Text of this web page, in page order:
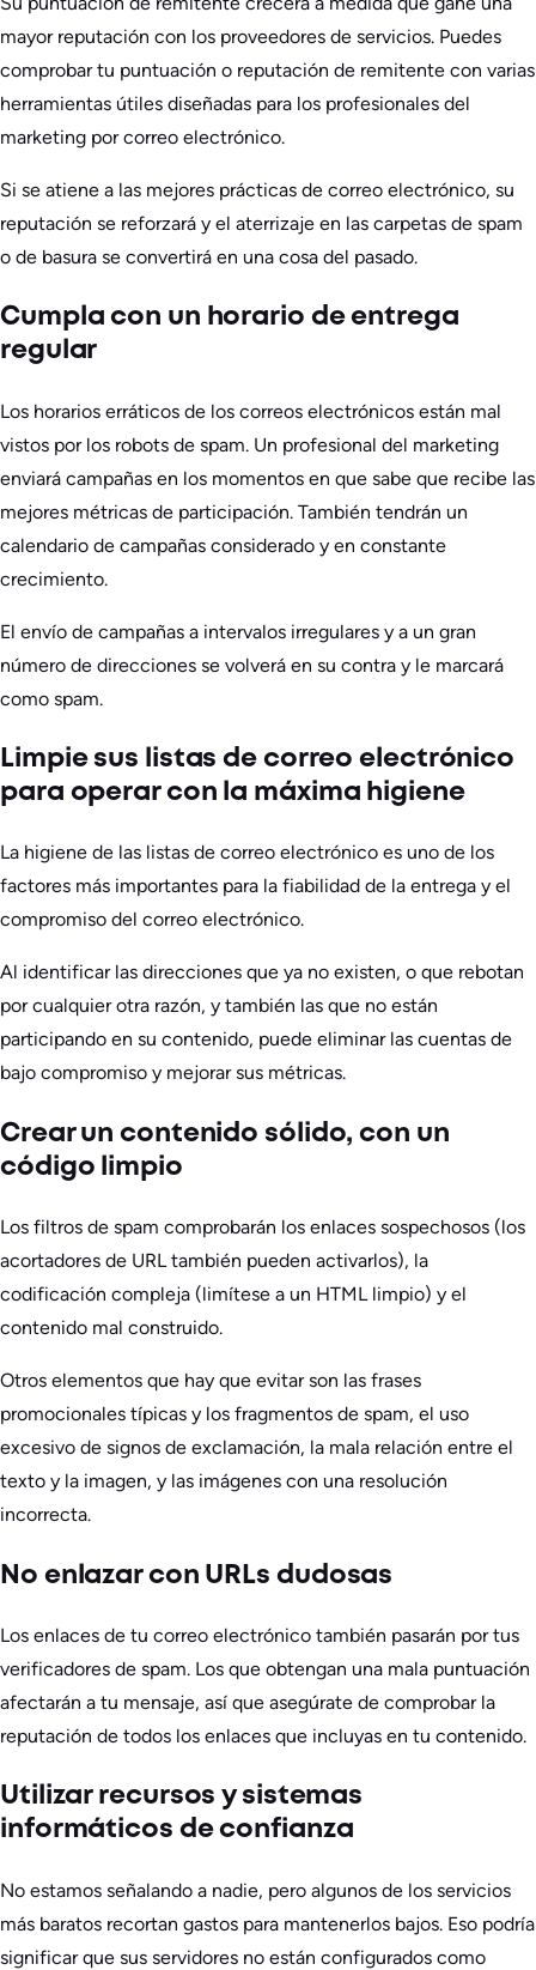
mayor reputación con los proveedores de servicios. Puedes
comprobar tu puntuación o reputación de remitente con varias
herramientas útiles diseñadas para los profesionales del
marketing por correo electrónico.
Si se atiene a las mejores prácticas de correo electrónico, su
reputación se reforzará y el aterrizaje en las carpetas de spam
o de basura se convertirá en una cosa del pasado.
Cumpla con un horario de entrega
regular
Los horarios erráticos de los correos electrónicos están mal
vistos por los robots de spam. Un profesional del marketing
enviará campañas en los momentos en que sabe que recibe las
mejores métricas de participación. También tendrán un
calendario de campañas considerado y en constante
crecimiento.
El envío de campañas a intervalos irregulares y a un gran
número de direcciones se volverá en su contra y le marcará
como spam.
Limpie sus listas de correo electrónico
para operar con la máxima higiene
La higiene de las listas de correo electrónico es uno de los
factores más importantes para la fiabilidad de la entrega y el
compromiso del correo electrónico.
Al identificar las direcciones que ya no existen, o que rebotan
por cualquier otra razón, y también las que no están
participando en su contenido, puede eliminar las cuentas de
bajo compromiso y mejorar sus métricas.
Crear un contenido sólido, con un
código limpio
Los filtros de spam comprobarán los enlaces sospechosos (los
acortadores de URL también pueden activarlos), la
codificación compleja (limítese a un HTML limpio) y el
contenido mal construido.
Otros elementos que hay que evitar son las frases
promocionales típicas y los fragmentos de spam, el uso
excesivo de signos de exclamación, la mala relación entre el
texto y la imagen, y las imágenes con una resolución
incorrecta.
No enlazar con URLs dudosas
Los enlaces de tu correo electrónico también pasarán por tus
verificadores de spam. Los que obtengan una mala puntuación
afectarán a tu mensaje, así que asegúrate de comprobar la
reputación de todos los enlaces que incluyas en tu contenido.
Utilizar recursos y sistemas
informáticos de confianza
No estamos señalando a nadie, pero algunos de los servicios
más baratos recortan gastos para mantenerlos bajos. Eso podría
significar que sus servidores no están configurados como